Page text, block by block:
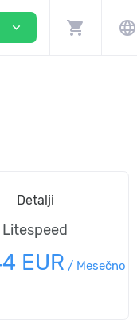
expand_more shopping_cart language
Detalji
Litespeed
EUR / Mesečno